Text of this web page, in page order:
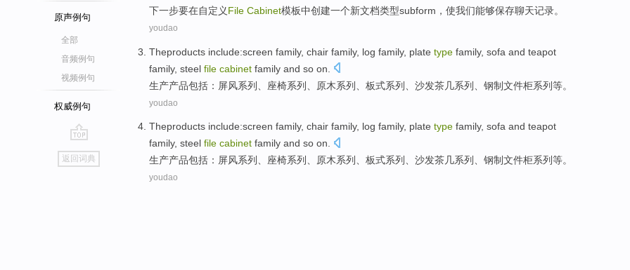
原声例句
全部
音频例句
视频例句
权威例句
go
top
返回词典
下一步要在自定义File Cabinet模板中创建一个新文档类型subform ， 使我们能够保存聊天记录。
youdao
Theproducts include:screen family, chair family, log family, plate type family, sofa and teapot
family, steel file cabinet family and so on.
生产产品包括 ： 屏风系列 座椅系列 原木系列、 板式系列、 沙发茶几系列、 钢制文件柜系列等。
youdao
Theproducts include:screen family, chair family, log family, plate type family, sofa and teapot
family, steel file cabinet family and so on.
生产产品包括 ： 屏风系列 、 座椅系列 、 原木系列、 板式系列、 沙发茶几系列、 钢制文件柜系列等。
youdao